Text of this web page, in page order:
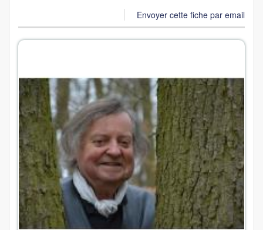
Envoyer cette fiche par email